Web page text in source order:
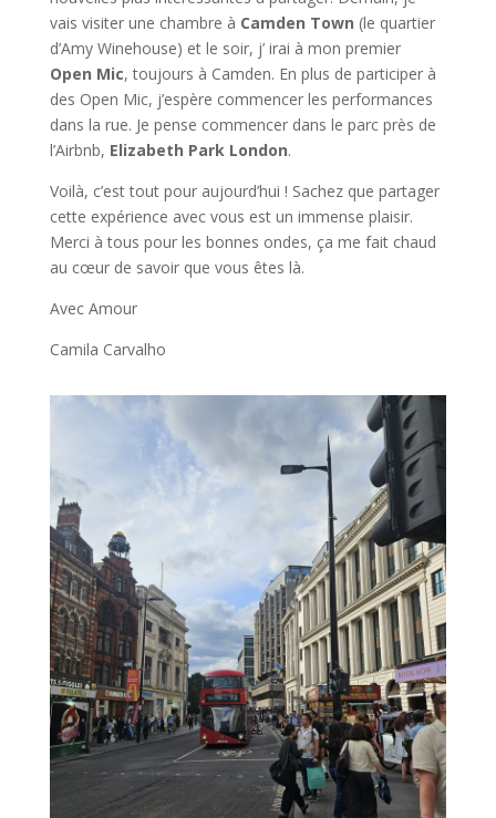
vais visiter une chambre à Camden Town (le quartier
d’Amy Winehouse) et le soir, j’ irai à mon premier
Open Mic, toujours à Camden. En plus de participer à
des Open Mic, j’espère commencer les performances
dans la rue. Je pense commencer dans le parc près de
l’Airbnb, Elizabeth Park London.
Voilà, c’est tout pour aujourd’hui ! Sachez que partager
cette expérience avec vous est un immense plaisir.
Merci à tous pour les bonnes ondes, ça me fait chaud
au cœur de savoir que vous êtes là.
Avec Amour
Camila Carvalho